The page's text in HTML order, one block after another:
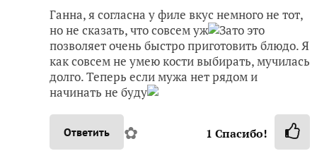
Ганна, я согласна у филе вкус немного не тот,
но не сказать, что совсем уж
Зато это
позволяет очень быстро приготовить блюдо. Я
как совсем не умею кости выбирать, мучилась
долго. Теперь если мужа нет рядом и
начинать не буду
Ответить ✿ 1 Спасибо!